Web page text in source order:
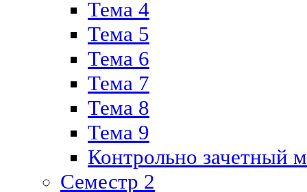
Тема 4
Тема 5
Тема 6
Тема 7
Тема 8
Тема 9
Контрольно зачетный
Семестр 2